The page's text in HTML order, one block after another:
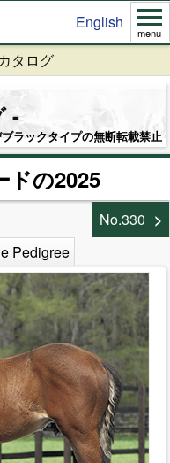
English
menu
タログ
ラックタイプの無断転載禁止
ドの2025
No.330
Pedigree